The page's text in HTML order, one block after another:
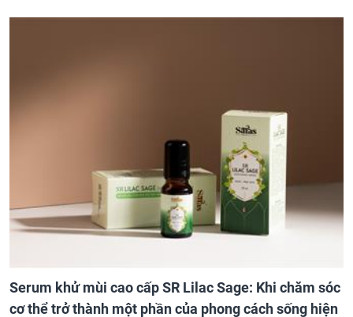
Serum khử mùi cao cấp SR Lilac Sage: Khi chăm sóc
cơ thể trở thành một phần của phong cách sống hiện